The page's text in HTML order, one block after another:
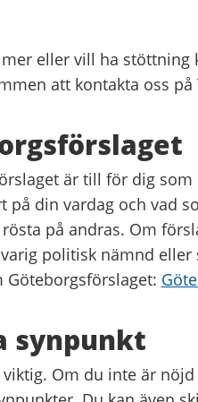
eller vill ha stöttning
att kontakta oss
är till för dig
på din vardag och vad
på andras. Om
politisk nämnd eller
Göteborgsförslaget:
synpunkt
Om du inte är